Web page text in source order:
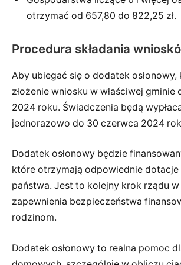
otrzymać od 657,80 do 822,25 zł.
Procedura składania
Aby ubiegać się o dodatek osłonowy,
złożenie wniosku w właściwej gminie
2024 roku. Świadczenia będą
jednorazowo do 30 czerwca 2024
Dodatek osłonowy będzie
które otrzymają odpowiednie dotacje
państwa. Jest to kolejny krok rządu w
zapewnienia bezpieczeństwa
rodzinom.
Dodatek osłonowy to realna pomoc